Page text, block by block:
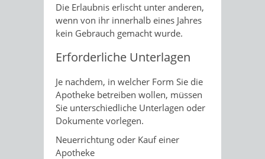
Die Erlaubnis erlischt unter anderen,
wenn von ihr innerhalb eines Jahres
kein Gebrauch gemacht wurde.
Erforderliche Unterlagen
Je nachdem, in welcher Form Sie die
Apotheke betreiben wollen, müssen
Sie unterschiedliche Unterlagen oder
Dokumente vorlegen.
Neuerrichtung oder Kauf einer
Apotheke